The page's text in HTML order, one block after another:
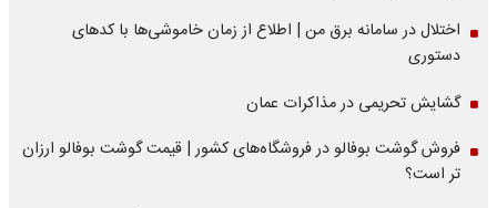
اختلال در سامانه برق من | اطلاع از زمان خاموشی‌ها با کدهای
دستوری
گشایش تحریمی در مذاکرات عمان
فروش گوشت بوفالو در فروشگاه‌های کشور | قیمت گوشت بوفالو ارزان
تر است؟